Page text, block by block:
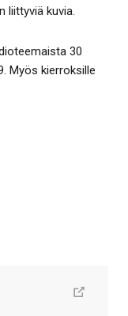
liittyviä kuvia.
30
Myös kierroksille